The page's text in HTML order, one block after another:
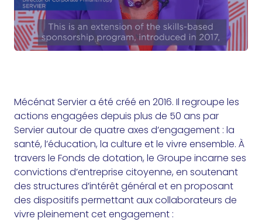
Mécénat Servier a été créé en 2016. Il regroupe les
actions engagées depuis plus de 50 ans par
Servier autour de quatre axes d’engagement : la
santé, l’éducation, la culture et le vivre ensemble. À
travers le Fonds de dotation, le Groupe incarne ses
convictions d’entreprise citoyenne, en soutenant
des structures d’intérêt général et en proposant
des dispositifs permettant aux collaborateurs de
vivre pleinement cet engagement :